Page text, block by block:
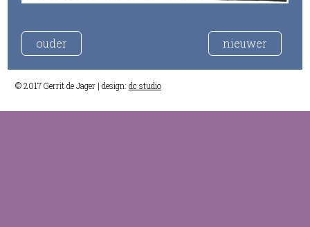
ouder nieuwer
© 2017 Gerrit de Jager | design: dc studio